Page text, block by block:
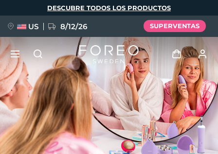
DESCUBRE TODOS LOS PRODUCTOS
US 8/12/26 SUPERVENTAS
Iniciar sesión
Perfil de usuario
Mis dispositivos
NUEVO
FAQ™ Pure Beauty-Tech Elixir
BREAKING NEWS
Idioma
English Deutsch
Español
Français
Italiano
Português